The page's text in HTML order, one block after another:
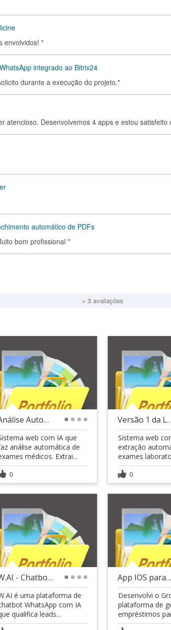
envolvidos! "
integrado ao Bitrix24
durante a execução do projeto."
atencioso. Desenvolvemos 4 apps e estou satisfeito
automático de PDFs
bom profissional "
+ 3 avaliações
Análise Automática de Exames Médicos com IA
web com IA que
análise automática de
médicos. Extrai...
0
Versão 1 da Lyz.ai -
Sistema web
extração
exames
0
W.AI - Chatbot WhatsApp com IA para Leads
é uma plataforma de
WhatsApp com IA
qualifica leads...
App IOS para empresa de emprestimo bancário
Desenvolvi o
plataforma de
empréstimos